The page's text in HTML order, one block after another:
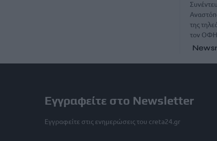
της
τον
Εγγραφείτε στο Newsletter
Εγγραφείτε στις ενημερώσεις του creta24.gr